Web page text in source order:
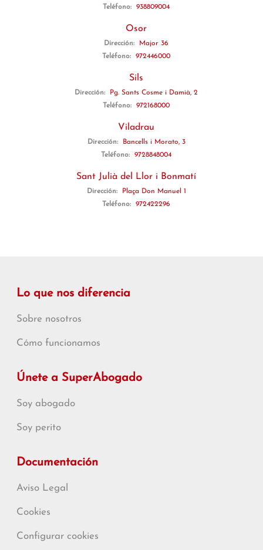
Teléfono:
938809004
Osor
Dirección:
Major 36
Teléfono:
972446000
Sils
Dirección:
Pg. Sants Cosme i Damià, 2
Teléfono:
972168000
Viladrau
Dirección:
Bancells i Morato, 3
Teléfono:
9728848004
Sant Julià del Llor i Bonmatí
Dirección:
Plaça Don Manuel 1
Teléfono:
972422296
Lo que nos diferencia
Sobre nosotros
Cómo funcionamos
Únete a SuperAbogado
Soy abogado
Soy perito
Documentación
Aviso Legal
Cookies
Configurar cookies